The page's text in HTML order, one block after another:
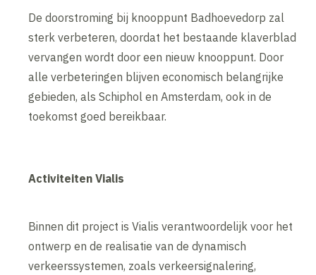
De doorstroming bij knooppunt Badhoevedorp zal
sterk verbeteren, doordat het bestaande klaverblad
vervangen wordt door een nieuw knooppunt. Door
alle verbeteringen blijven economisch belangrijke
gebieden, als Schiphol en Amsterdam, ook in de
toekomst goed bereikbaar.
Activiteiten Vialis
Binnen dit project is Vialis verantwoordelijk voor het
ontwerp en de realisatie van de dynamisch
verkeerssystemen, zoals verkeersignalering,